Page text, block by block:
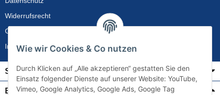
Widerrufsrecht
Gewährleistung
Impressum
Service
Bezahlung & Versand
Wie wir Cookies & Co nutzen
Durch Klicken auf „Alle akzeptieren“ gestatten Sie den
Einsatz folgender Dienste auf unserer Website: YouTube,
Vimeo, Google Analytics, Google Ads, Google Tag